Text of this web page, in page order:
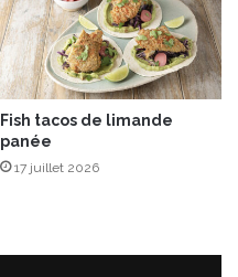
Fish tacos de limande
panée
17 juillet 2026